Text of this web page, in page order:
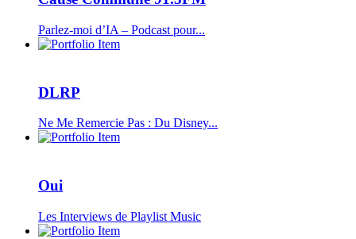
Parlez-moi d’IA – Podcast pour...
DLRP
Ne Me Remercie Pas : Du Disney...
Oui
Les Interviews de Playlist Music